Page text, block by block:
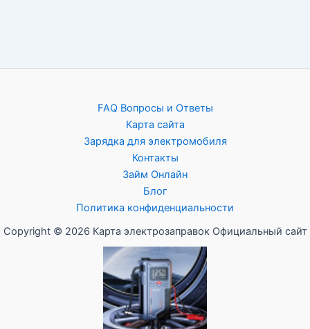
FAQ Вопросы и Ответы
Карта сайта
Зарядка для электромобиля
Контакты
Займ Онлайн
Блог
Политика конфиденциальности
Copyright © 2026 Карта электрозаправок Официальный сайт